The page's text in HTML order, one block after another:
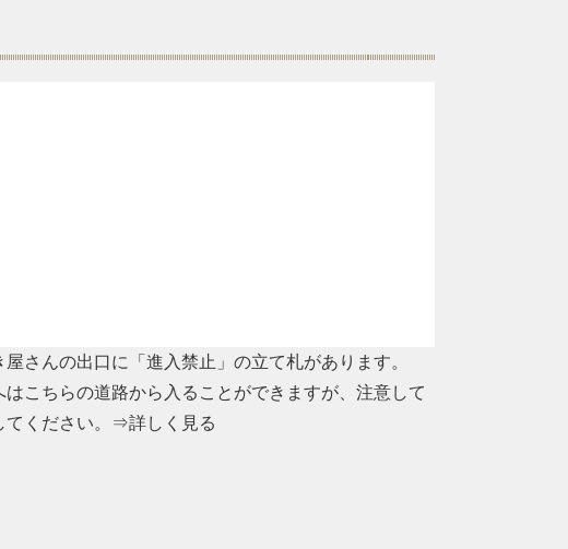
さんの出口に「進入禁止」の立て札があります。
はこちらの道路から入ることができますが、注意して
ください。
⇒詳しく見る